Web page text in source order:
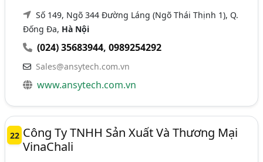
Số 149, Ngõ 344 Đường Láng (Ngõ Thái Thịnh 1), Q.
Đống Đa, Hà Nội
(024) 35683944,0989254292
Sales@ansytech.com.vn
www.ansytech.com.vn
22 Công Ty TNHH Sản Xuất Và Thương Mại
VinaChali